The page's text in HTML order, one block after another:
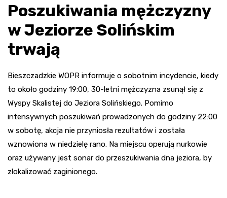
Poszukiwania mężczyzny
w Jeziorze Solińskim
trwają
Bieszczadzkie WOPR informuje o sobotnim incydencie, kiedy
to około godziny 19:00, 30-letni mężczyzna zsunął się z
Wyspy Skalistej do Jeziora Solińskiego. Pomimo
intensywnych poszukiwań prowadzonych do godziny 22:00
w sobotę, akcja nie przyniosła rezultatów i została
wznowiona w niedzielę rano. Na miejscu operują nurkowie
oraz używany jest sonar do przeszukiwania dna jeziora, by
zlokalizować zaginionego.